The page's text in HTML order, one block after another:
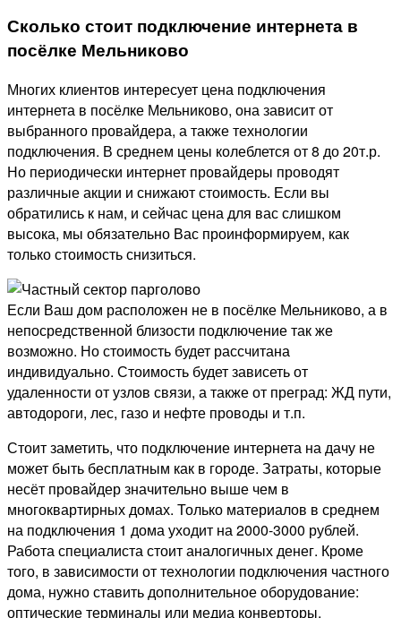
Сколько стоит подключение интернета в
посёлке Мельниково
Многих клиентов интересует цена подключения
интернета в посёлке Мельниково, она зависит от
выбранного провайдера, а также технологии
подключения. В среднем цены колеблется от 8 до 20т.р.
Но периодически интернет провайдеры проводят
различные акции и снижают стоимость. Если вы
обратились к нам, и сейчас цена для вас слишком
высока, мы обязательно Вас проинформируем, как
только стоимость снизиться.
Если Ваш дом расположен не в посёлке Мельниково, а в
непосредственной близости подключение так же
возможно. Но стоимость будет рассчитана
индивидуально. Стоимость будет зависеть от
удаленности от узлов связи, а также от преград: ЖД пути,
автодороги, лес, газо и нефте проводы и т.п.
Стоит заметить, что подключение интернета на дачу не
может быть бесплатным как в городе. Затраты, которые
несёт провайдер значительно выше чем в
многоквартирных домах. Только материалов в среднем
на подключения 1 дома уходит на 2000-3000 рублей.
Работа специалиста стоит аналогичных денег. Кроме
того, в зависимости от технологии подключения частного
дома, нужно ставить дополнительное оборудование:
оптические терминалы или медиа конверторы.